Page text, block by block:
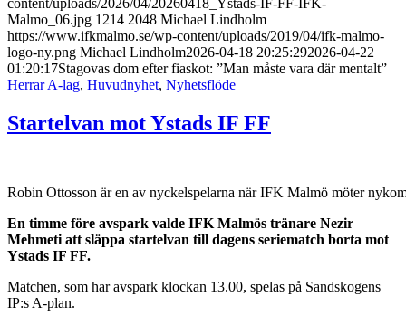
content/uploads/2026/04/20260418_Ystads-IF-FF-IFK-
Malmo_06.jpg 1214 2048 Michael Lindholm
https://www.ifkmalmo.se/wp-content/uploads/2019/04/ifk-malmo-
logo-ny.png Michael Lindholm2026-04-18 20:25:292026-04-22
01:20:17Stagovas dom efter fiaskot: ”Man måste vara där mentalt”
Herrar A-lag, Huvudnyhet, Nyhetsflöde
Startelvan mot Ystads IF FF
Robin Ottosson är en av nyckelspelarna när IFK Malmö möter
En timme före avspark valde IFK Malmös tränare Nezir
Mehmeti att släppa startelvan till dagens seriematch borta mot
Ystads IF FF.
Matchen, som har avspark klockan 13.00, spelas på Sandskogens
IP:s A-plan.